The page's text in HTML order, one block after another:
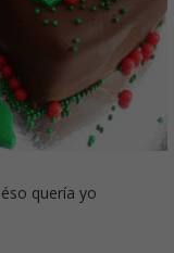
quería yo